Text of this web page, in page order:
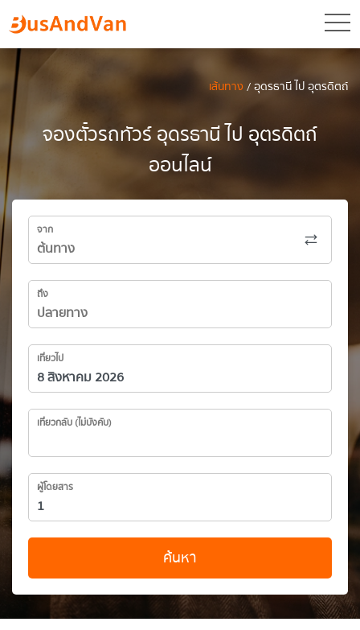
เส้นทาง / อุดรธานี ไป อุตรดิตถ์
จองตั๋วรถทัวร์ อุดรธานี ไป อุตรดิตถ์
ออนไลน์
จาก
ถึง
เที่ยวไป
เที่ยวกลับ (ไม่บังคับ)
ผู้โดยสาร
ค้นหา